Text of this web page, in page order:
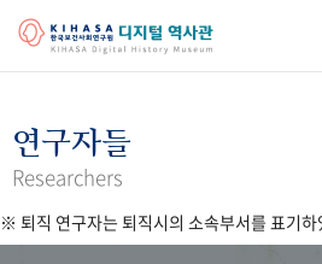
걸어온 길 기관 변천사
연구 역사
연구자들
Researchers
※ 퇴직 연구자는 퇴직시의 소속부서를 표기하